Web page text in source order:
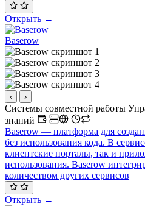
Открыть →
Baserow
‹ ›
Системы совместной работы
знаний
Baserow — платформа для
без использования кода. В
клиентские порталы, так и
использования. Baserow
количеством других сервисов
Открыть →